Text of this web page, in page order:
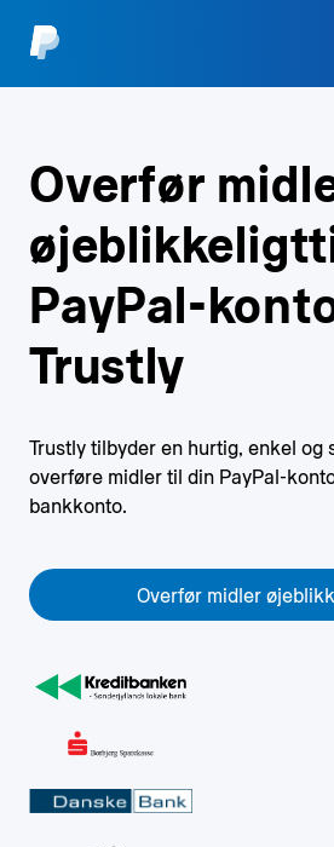
Overfør
øjeblikkeligt
PayPal-
Trustly
Trustly tilbyder en hurtig, enkel og
overføre midler til din PayPal-
bankkonto.
Overfør midler